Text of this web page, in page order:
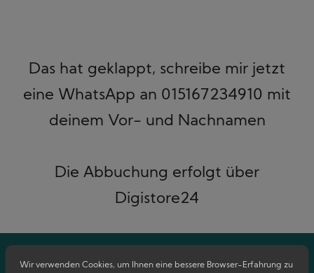
Das hat geklappt, schreibe mir jetzt
eine WhatsApp an 015167234910 mit
deinem Vor- und Nachnamen
Die Abbuchung erfolgt über
Digistore24
Wir verwenden Cookies, um Ihnen eine bessere Browser-Erfahrung zu